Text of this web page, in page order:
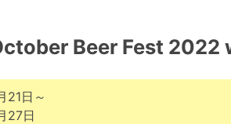
Beer Fest 2022
21日～
27日